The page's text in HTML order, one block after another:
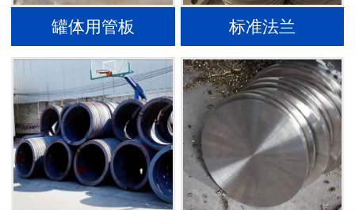
罐体用管板 标准法兰